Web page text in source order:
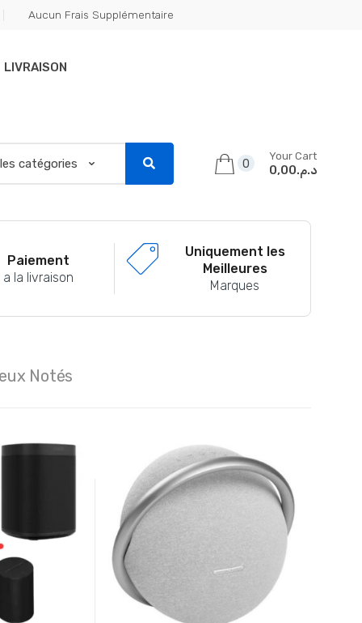
Aucun Frais Supplémentaire
LIVRAISON
0
Your Cart
د.م.0,00
Paiement
a la livraison
Uniquement les
Meilleures
Marques
chaude Batitherm 2000
Ballons de stockage eau chaude
L
Notés